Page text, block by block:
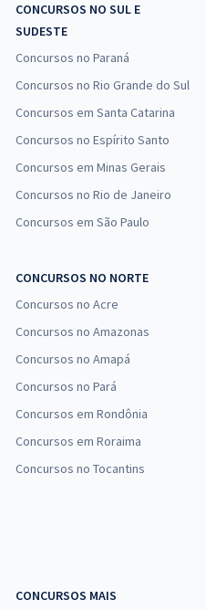
CONCURSOS NO SUL E
SUDESTE
Concursos no Paraná
Concursos no Rio Grande do Sul
Concursos em Santa Catarina
Concursos no Espírito Santo
Concursos em Minas Gerais
Concursos no Rio de Janeiro
Concursos em São Paulo
CONCURSOS NO NORTE
Concursos no Acre
Concursos no Amazonas
Concursos no Amapá
Concursos no Pará
Concursos em Rondônia
Concursos em Roraima
Concursos no Tocantins
CONCURSOS MAIS